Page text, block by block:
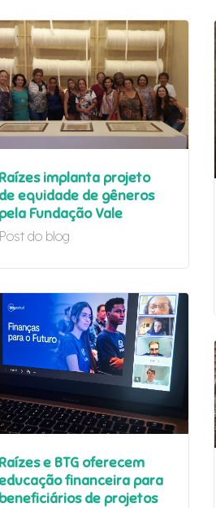
to search or ESC to close
Raízes implanta projeto
de equidade de gêneros
pela Fundação Vale
Post do blog
Raízes e BTG oferecem
financeira para
beneficiários de projetos